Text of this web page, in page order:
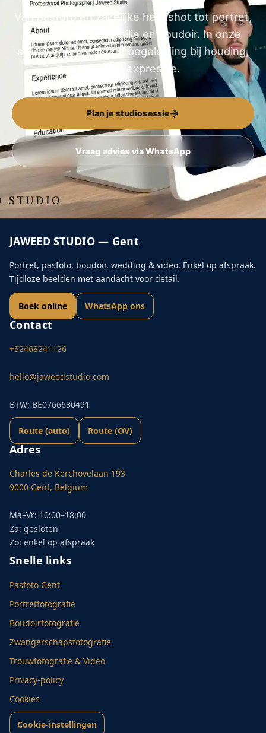
Van pasfoto en zakelijke headshot tot portret,
zwangerschap, familie en boudoir. In onze
studio krijg je rustige begeleiding bij houding,
licht en expressie.
Plan je studiosessie→
Vraag advies via WhatsApp
JAWEED STUDIO — Gent
Portret, pasfoto, boudoir, wedding & video. Enkel op afspraak.
Tijdloze beelden met aandacht voor detail.
Boek online WhatsApp ons
Contact
+32468241126
hello@jaweedstudio.com
BTW: BE0766630491
Route (auto) Route (OV)
Adres
Charles de Kerchovelaan 193
9000 Gent, Belgium
Ma–Vr: 10:00–18:00
Za: gesloten
Zo: enkel op afspraak
Snelle links
Pasfoto Gent
Portretfotografie
Boudoirfotografie
Zwangerschapsfotografie
Trouwfotografie & Video
Privacy-policy
Cookies
Cookie-instellingen